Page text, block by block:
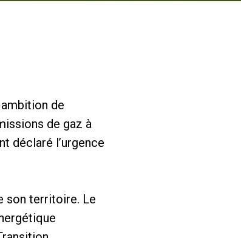
de
de gaz à
déclaré l’urgence
son territoire. Le